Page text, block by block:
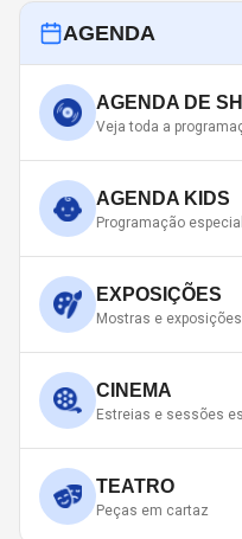
AGENDA
AGENDA DE
Veja toda a
AGENDA KIDS
Programação
EXPOSIÇÕES
Mostras e
CINEMA
Estreias e sessões
TEATRO
Peças em cartaz